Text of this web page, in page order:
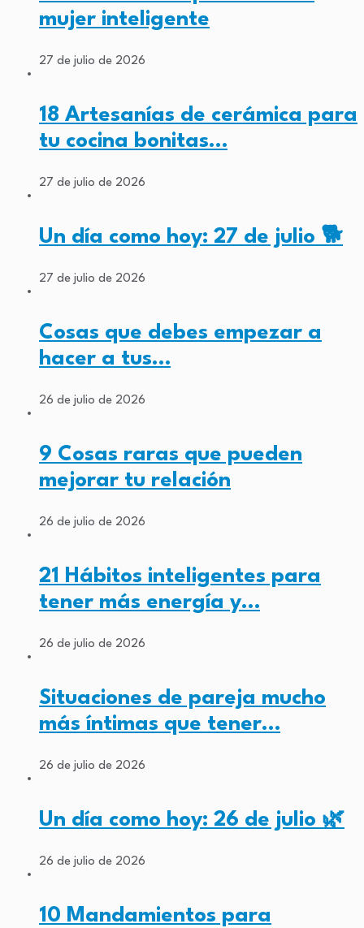
mujer inteligente
27 de julio de 2026
18 Artesanías de cerámica para
tu cocina bonitas…
27 de julio de 2026
Un día como hoy: 27 de julio 🐕
27 de julio de 2026
Cosas que debes empezar a
hacer a tus…
26 de julio de 2026
9 Cosas raras que pueden
mejorar tu relación
26 de julio de 2026
21 Hábitos inteligentes para
tener más energía y…
26 de julio de 2026
Situaciones de pareja mucho
más íntimas que tener…
26 de julio de 2026
Un día como hoy: 26 de julio 🌿
26 de julio de 2026
10 Mandamientos para